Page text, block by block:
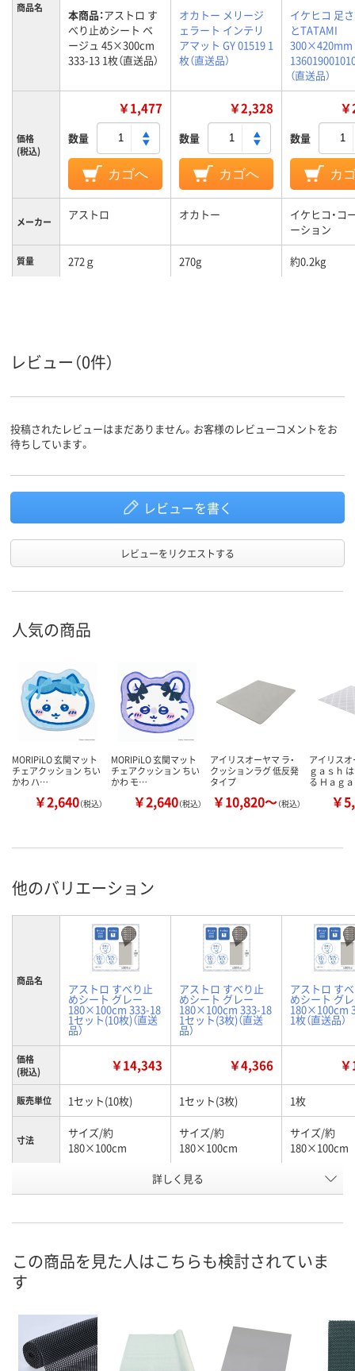
商品名 本商品：アストロ す
べり止めシート ベ
ージュ 45×300cm
333-13 1枚（直送品）
オカトー メリージ
ェラート インテリ
アマット GY 01519 1
枚（直送品）
イケヒコ 足
とTATAMI
300×420mm
（直送品）
価格
(税込)
￥1,477
数量
カゴへ
￥2,328
数量
カゴへ
数量
カ
メーカー アストロ オカトー
イケヒコ・コ
ーション
質量 272ｇ 270g 約0.2kg
レビュー（0件）
投稿されたレビューはまだありません。お客様のレビューコメントをお
待ちしています。
レビューを書く
レビューをリクエストする
人気の商品
MORIPiLO 玄関マット
チェアクッション ちい
かわ ハ…
￥2,640（税込）
MORIPiLO 玄関マット
チェアクッション ちい
かわ モ…
￥2,640（税込）
アイリスオーヤマ ラ・
クッションラグ 低反発
タイプ
￥10,820～（税込）
アイリス
ｇａｓｈ
る Ｈａｇ
￥
他のバリエーション
商品名
アストロ すべり止
めシート グレー
180×100cm 333-18
1セット(10枚)（直送
品）
アストロ すべり止
めシート グレー
180×100cm 333-18
1セット(3枚)（直送
品）
アストロ す
めシート グ
180×100cm
1枚（直送品）
価格
(税込)
￥14,343 ￥4,366
販売単位 1セット(10枚) 1セット(3枚) 1枚
寸法
サイズ/約
180×100cm
サイズ/約
180×100cm
サイズ/約
180×100cm
グレー
号
お届け日
お取り扱い終了しま
した
お取り扱い終了しま
した
お取り扱い終
した
詳しく見る
この商品を見た人はこちらも検討されていま
す